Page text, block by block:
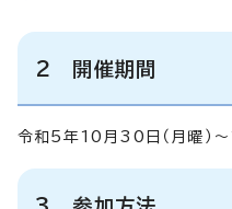
2 開催期間
令和5年10月30日（月曜）～